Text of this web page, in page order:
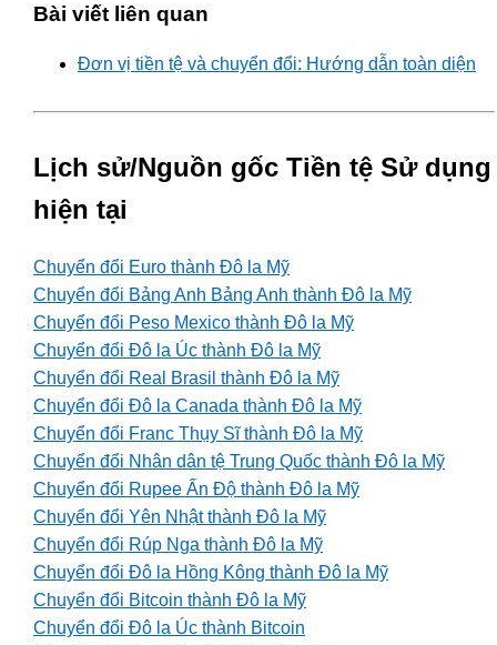
Bài viết liên quan
Đơn vị tiền tệ và chuyển đổi: Hướng dẫn toàn diện
Lịch sử/Nguồn gốc Tiền tệ Sử dụng
hiện tại
Chuyển đổi Euro thành Đô la Mỹ
Chuyển đổi Bảng Anh Bảng Anh thành Đô la Mỹ
Chuyển đổi Peso Mexico thành Đô la Mỹ
Chuyển đổi Đô la Úc thành Đô la Mỹ
Chuyển đổi Real Brasil thành Đô la Mỹ
Chuyển đổi Đô la Canada thành Đô la Mỹ
Chuyển đổi Franc Thụy Sĩ thành Đô la Mỹ
Chuyển đổi Nhân dân tệ Trung Quốc thành Đô la Mỹ
Chuyển đổi Rupee Ấn Độ thành Đô la Mỹ
Chuyển đổi Yên Nhật thành Đô la Mỹ
Chuyển đổi Rúp Nga thành Đô la Mỹ
Chuyển đổi Đô la Hồng Kông thành Đô la Mỹ
Chuyển đổi Bitcoin thành Đô la Mỹ
Chuyển đổi Đô la Úc thành Bitcoin